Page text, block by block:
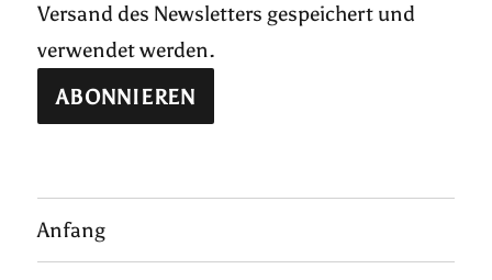
Versand des Newsletters gespeichert und
verwendet werden.
Anfang